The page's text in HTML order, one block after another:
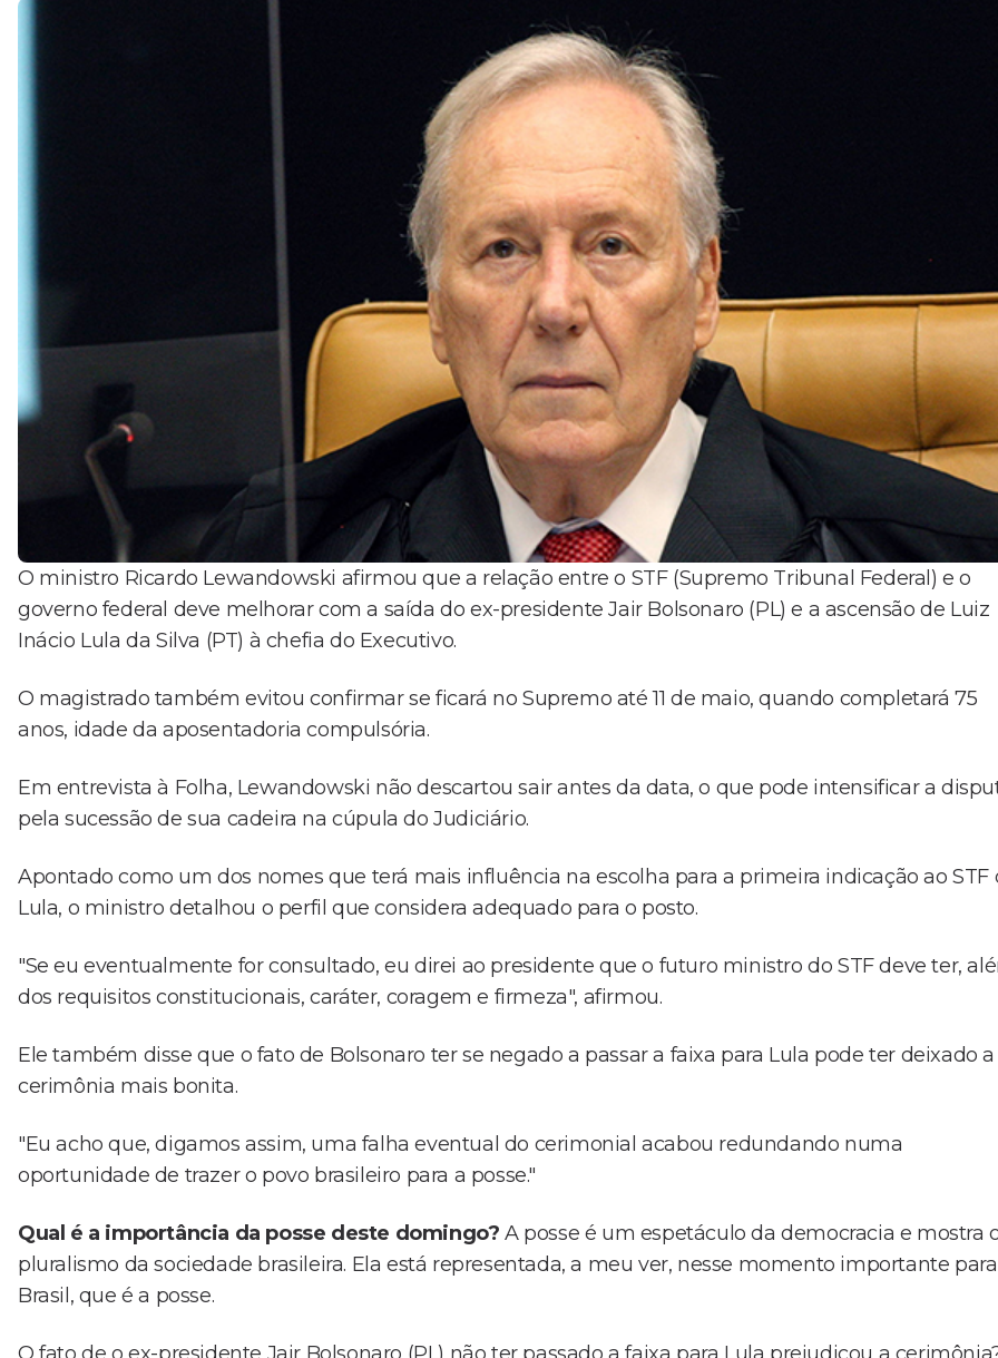
O ministro Ricardo Lewandowski afirmou que a relação entre o STF (Supremo Tribunal Federal) e o
governo federal deve melhorar com a saída do ex-presidente Jair Bolsonaro (PL) e a ascensão de Luiz
Inácio Lula da Silva (PT) à chefia do Executivo.
O magistrado também evitou confirmar se ficará no Supremo até 11 de maio, quando completará 75
anos, idade da aposentadoria compulsória.
Em entrevista à Folha, Lewandowski não descartou sair antes da data, o que pode intensificar a
pela sucessão de sua cadeira na cúpula do Judiciário.
Apontado como um dos nomes que terá mais influência na escolha para a primeira indicação ao STF
Lula, o ministro detalhou o perfil que considera adequado para o posto.
"Se eu eventualmente for consultado, eu direi ao presidente que o futuro ministro do STF deve ter,
dos requisitos constitucionais, caráter, coragem e firmeza", afirmou.
Ele também disse que o fato de Bolsonaro ter se negado a passar a faixa para Lula pode ter deixado a
cerimônia mais bonita.
"Eu acho que, digamos assim, uma falha eventual do cerimonial acabou redundando numa
oportunidade de trazer o povo brasileiro para a posse."
Qual é a importância da posse deste domingo? A posse é um espetáculo da democracia e mostra
pluralismo da sociedade brasileira. Ela está representada, a meu ver, nesse momento importante
Brasil, que é a posse.